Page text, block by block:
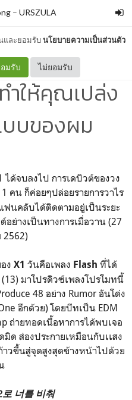
และยอมรับนโยบายความเป็นส่วนตัว
มรับ ไม่ยอมรับ
– URSZULA
원 (X1) -
ำให้คุณเปล่ง
บบของผม
ได้จบลงไป การเดบิวต์ของวง
คน ก็ค่อยๆปล่อยรายการวาไร
นคลับได้ติดตามอยู่เป็นระยะ
ย่างเป็นทางการเมื่อวาน (27
2562)
ง X1 วันคือเพลง Flash ที่ได้
มาโปรดิวซ์เพลงโปรโมทนี้
48 อย่าง Rumor อันโด่ง
อีกด้วย) โดยบีทเป็น EDM
ถ่ายทอดเนื้อหาการได้พบเจอ
ด ส่องประกายเหมือนกับเเสง
วขึ้นสู่จุดสูงสุดข้างหน้าไปด้วย
너를 비춰